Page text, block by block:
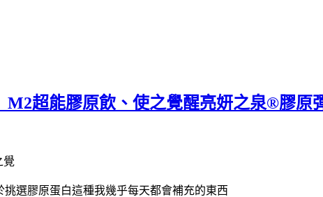
M2超能膠原飲、使之覺醒亮妍之泉®膠
選膠原蛋白這種我幾乎每天都會補充的東西